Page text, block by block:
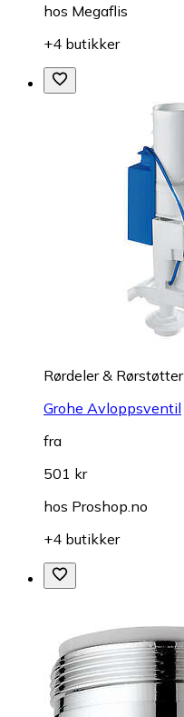
hos Megaflis
+4 butikker
Rørdeler & Rørstøtter
Grohe Avloppsventil
fra
501 kr
hos Proshop.no
+4 butikker